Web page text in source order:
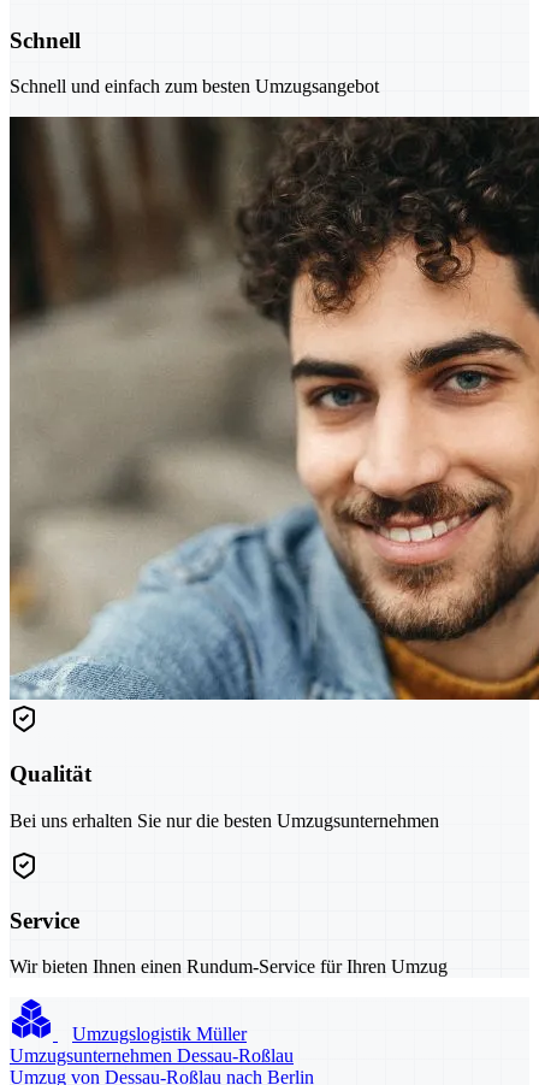
Schnell
Schnell und einfach zum besten Umzugsangebot
Qualität
Bei uns erhalten Sie nur die besten Umzugsunternehmen
Service
Wir bieten Ihnen einen Rundum-Service für Ihren Umzug
Umzugslogistik Müller
Umzugsunternehmen Dessau-Roßlau
Umzug von Dessau-Roßlau nach Berlin